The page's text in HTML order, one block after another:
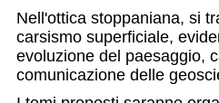
Nell'ottica stoppaniana, si
carsismo superficiale,
evoluzione del paesaggio,
comunicazione delle